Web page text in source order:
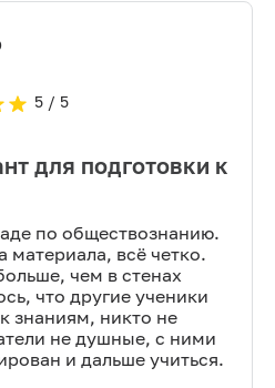
5/ 5
для подготовки к
по обществознанию.
материала, всё четко.
чем в стенах
что другие ученики
знаниям, никто не
не душные, с ними
и дальше учиться.